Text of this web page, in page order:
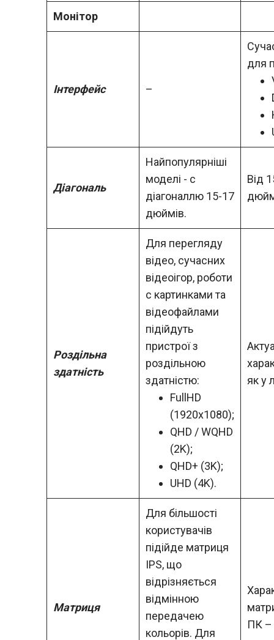
Монітор
Інтерфейс –
для
Діагональ
Найпопулярніші
моделі - с
діагоналлю 15-17
дюймів.
Від
Роздільна
здатність
Для перегляду
відео, сучасних
відеоігор, роботи
с картинками та
відеофайлами
підійдуть
пристрої з
роздільною
здатністю:
FullHD
(1920х1080);
QHD / WQHD
(2K);
QHD+ (3K);
UHD (4K).
як у
Матриця
Для більшості
користувачів
підійде матриця
IPS, що
відрізняється
відмінною
передачею
кольорів. Для
ПК –